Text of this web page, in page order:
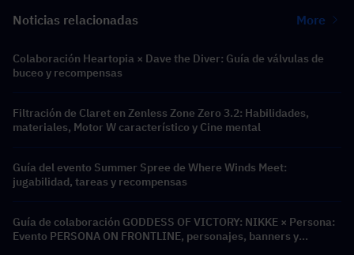
Noticias relacionadas More
Colaboración Heartopia × Dave the Diver: Guía de válvulas de
buceo y recompensas
Filtración de Claret en Zenless Zone Zero 3.2: Habilidades,
materiales, Motor W característico y Cine mental
Guía del evento Summer Spree de Where Winds Meet:
jugabilidad, tareas y recompensas
Guía de colaboración GODDESS OF VICTORY: NIKKE × Persona:
Evento PERSONA ON FRONTLINE, personajes, banners y